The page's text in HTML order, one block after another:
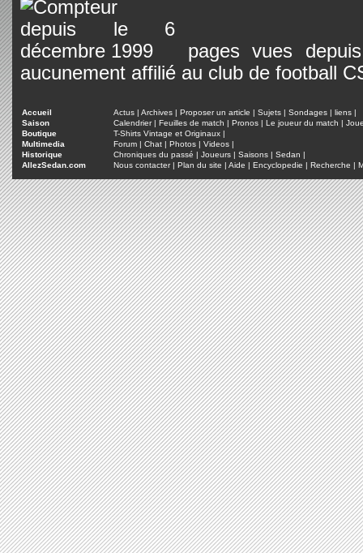
pages vues
aucunement affilié au club de football
Accueil Actus | Archives | Proposer un article | Sujets | Sondages | liens |
Saison
Calendrier| Feuilles de match | Pronos | Le joueur du match |
Boutique
T-Shirts Vintage et Originaux |
Multimedia
Forum | Chat | Photos | Videos |
Historique
Chroniques du passé | Joueurs | Saisons | Sedan |
AllezSedan.com
Nous contacter| Plan du site | Aide | Encyclopedie | Recherche |